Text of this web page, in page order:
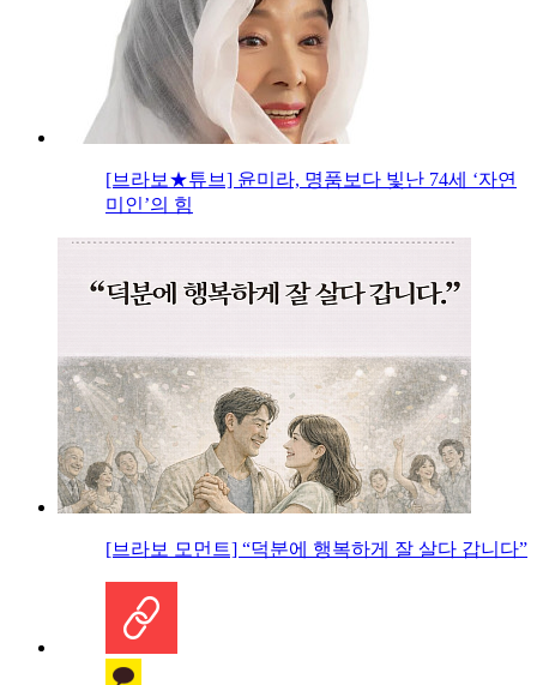
[브라보★튜브] 윤미라, 명품보다 빛난 74세 ‘자연
미인’의 힘
[브라보 모먼트] “덕분에 행복하게 잘 살다 갑니다”